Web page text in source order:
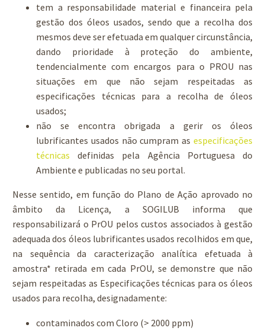
tem a responsabilidade material e financeira pela
gestão dos óleos usados, sendo que a recolha dos
mesmos deve ser efetuada em qualquer circunstância,
dando prioridade à proteção do ambiente,
tendencialmente com encargos para o PROU nas
situações em que não sejam respeitadas as
especificações técnicas para a recolha de óleos
usados;
não se encontra obrigada a gerir os óleos
lubrificantes usados não cumpram as especificações
técnicas definidas pela Agência Portuguesa do
Ambiente e publicadas no seu portal.
Nesse sentido, em função do Plano de Ação aprovado no
âmbito da Licença, a SOGILUB informa que
responsabilizará o PrOU pelos custos associados à gestão
adequada dos óleos lubrificantes usados recolhidos em que,
na sequência da caracterização analítica efetuada à
amostra* retirada em cada PrOU, se demonstre que não
sejam respeitadas as Especificações técnicas para os óleos
usados para recolha, designadamente:
contaminados com Cloro (> 2000 ppm)